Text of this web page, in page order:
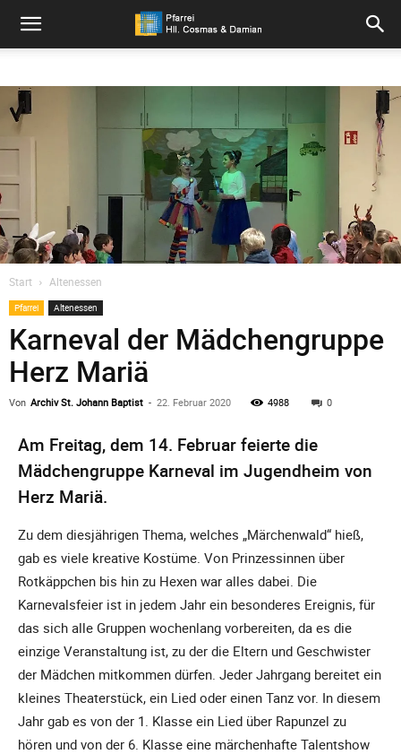
Pfarrei
Hll.
und
Damian
Start Altenessen
Pfarrei Altenessen
Karneval der Mädchengruppe
Herz Mariä
Von Archiv St. Johann Baptist - 22. Februar 2020 4988 0
Am Freitag, dem 14. Februar feierte die
Mädchengruppe Karneval im Jugendheim von
Herz Mariä.
Zu dem diesjährigen Thema, welches „Märchenwald“ hieß,
gab es viele kreative Kostüme. Von Prinzessinnen über
Rotkäppchen bis hin zu Hexen war alles dabei. Die
Karnevalsfeier ist in jedem Jahr ein besonderes Ereignis, für
das sich alle Gruppen wochenlang vorbereiten, da es die
einzige Veranstaltung ist, zu der die Eltern und Geschwister
der Mädchen mitkommen dürfen. Jeder Jahrgang bereitet ein
kleines Theaterstück, ein Lied oder einen Tanz vor. In diesem
Jahr gab es von der 1. Klasse ein Lied über Rapunzel zu
hören und von der 6. Klasse eine märchenhafte Talentshow